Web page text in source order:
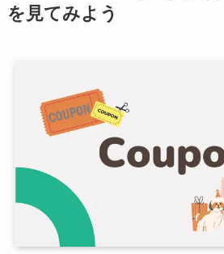
を見てみよう